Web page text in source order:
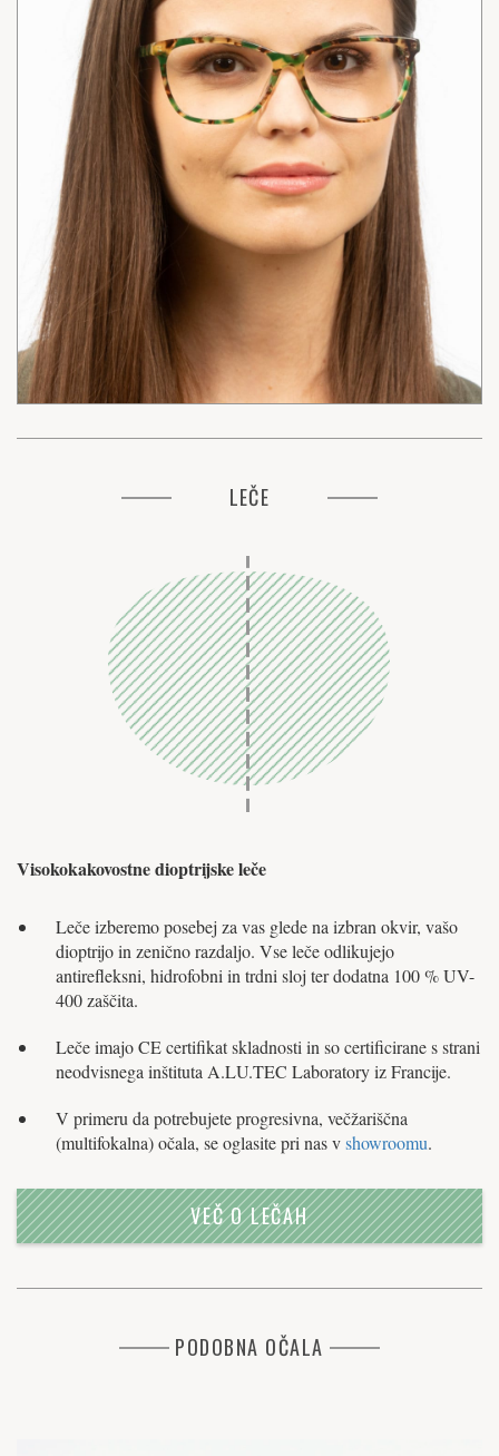
LEČE
Visokokakovostne dioptrijske leče
Leče izberemo posebej za vas glede na izbran okvir, vašo
dioptrijo in zenično razdaljo. Vse leče odlikujejo
antirefleksni, hidrofobni in trdni sloj ter dodatna 100 % UV-
400 zaščita.
Leče imajo CE certifikat skladnosti in so certificirane s strani
neodvisnega inštituta A.LU.TEC Laboratory iz Francije.
V primeru da potrebujete progresivna, večžariščna
(multifokalna) očala, se oglasite pri nas vshowroomu.
VEČ O LEČAH
PODOBNA OČALA